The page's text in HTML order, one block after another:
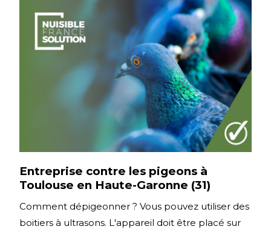
Entreprise contre les pigeons à
Toulouse en Haute-Garonne (31)
Comment dépigeonner ? Vous pouvez utiliser des
boitiers à ultrasons. L'appareil doit être placé sur